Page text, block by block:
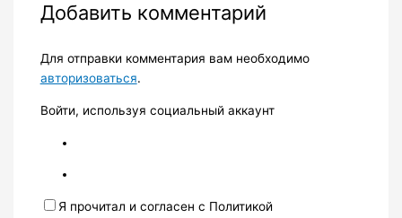
Добавить комментарий
Для отправки комментария вам необходимо
авторизоваться.
Войти, используя социальный аккаунт
Я прочитал и согласен с Политикой